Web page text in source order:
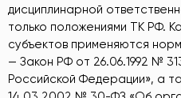
дисциплинарной
только положениями ТК РФ.
субъектов применяются
— Закон РФ от 26.06.1992 №
Российской Федерации», а